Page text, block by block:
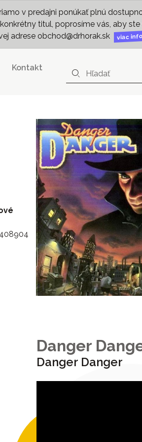
v predajni ponúkať plnú
titul, poprosíme vás, aby
adrese obchod@drhorak.sk
viac info
Kontakt
Danger
Danger Danger